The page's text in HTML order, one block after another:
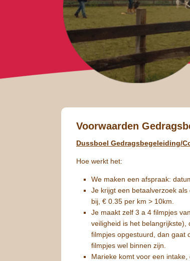
Voorwaarden
Dussboel Gedragsbegeleiding/
Hoe werkt het:
We maken een afspraak:
Je krijgt een betaalverzoek
bij, € 0.35 per km > 10km.
Je maakt zelf 3 a 4 filmpjes
veiligheid is het belangrijkste),
filmpjes opgestuurd, dan gaat
filmpjes wel binnen zijn.
Marieke komt voor een